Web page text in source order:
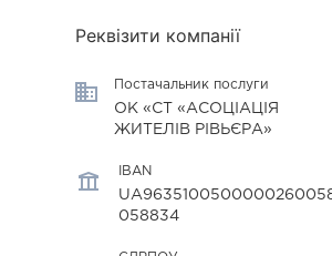
Реквізити компанії
Постачальник послуги
ОК «СТ «АСОЦІАЦІЯ
ЖИТЕЛІВ РІВЬЄРА»
IBAN
058834